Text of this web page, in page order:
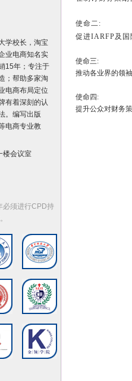
使命二:
促进IARFP及国
使命三:
推动各业界的领
使命四:
提升公众对财务
学校长，淘宝
业电商知名实
15年；专注于
；帮助多家淘
电商布局定位
有着深刻的认
。编写出版
电商专业教
楼会议室
必须进行CPD持